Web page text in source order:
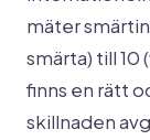
mäter
smärta) till 10
finns en rätt
skillnaden